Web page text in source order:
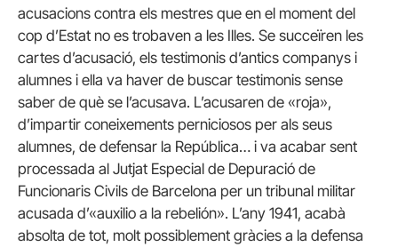
acusacions contra els mestres que en el moment del
cop d’Estat no es trobaven a les Illes. Se succeïren les
cartes d’acusació, els testimonis d’antics companys i
alumnes i ella va haver de buscar testimonis sense
saber de què se l’acusava. L’acusaren de «roja»,
d’impartir coneixements perniciosos per als seus
alumnes, de defensar la República… i va acabar sent
processada al Jutjat Especial de Depuració de
Funcionaris Civils de Barcelona per un tribunal militar
acusada d’«auxilio a la rebelión». L’any 1941, acabà
absolta de tot, molt possiblement gràcies a la defensa